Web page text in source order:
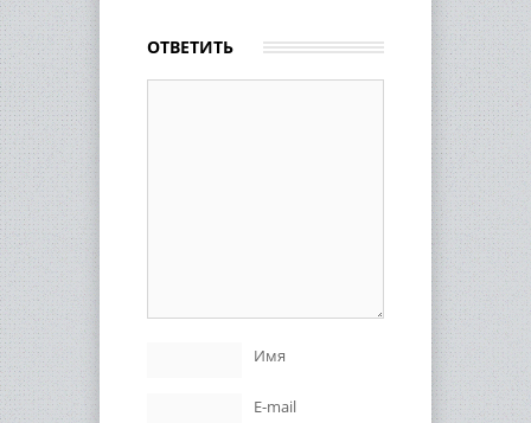
ОТВЕТИТЬ
Имя
E-mail